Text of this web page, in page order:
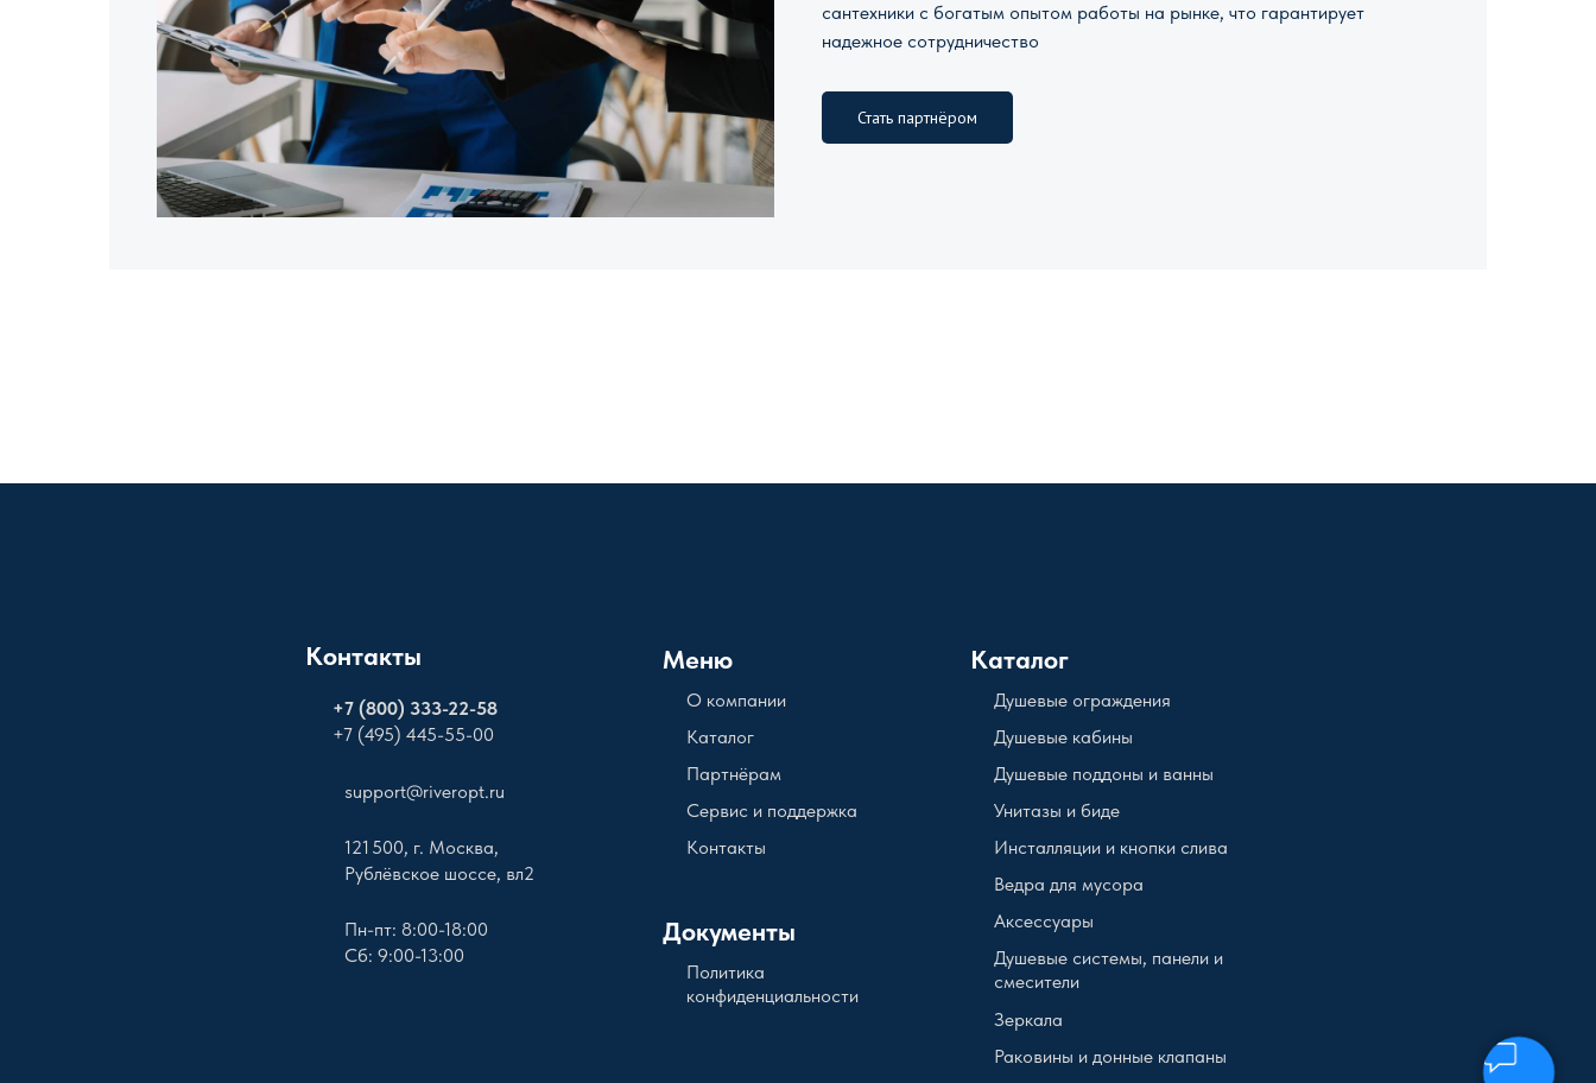
сантехники с богатым опытом работы на рынке, что гарантирует
надежное сотрудничество
Стать партнёром
Контакты
+7 (800) 333-22-58
+7 (495) 445-55-00
support@riveropt.ru
Меню
121 500, г. Москва,
Рублёвское шоссе, вл2
О компании
Документы
Пн-пт: 8:00-18:00
Сб: 9:00-13:00
Каталог
Политика
конфиденциальности
Партнёрам
Сервис и поддержка
Контакты
Каталог
Душевые кабины
Душевые поддоны и ванны
Унитазы и биде
Инсталляции и кнопки слива
Ведра для мусора
Аксессуары
Душевые системы, панели и
смесители
Зеркала
Раковины и донные клапаны
Душевые ограждения